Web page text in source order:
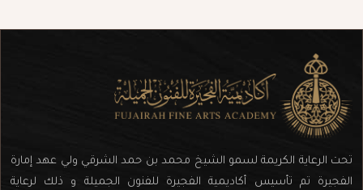
تحت الرعاية الكريمة لسمو الشيخ محمد بن حمد الشرقي ولي عهد إمارة
الفجيرة تم تأسيس أكاديمية الفجيرة للفنون الجميلة و ذلك لرعاية